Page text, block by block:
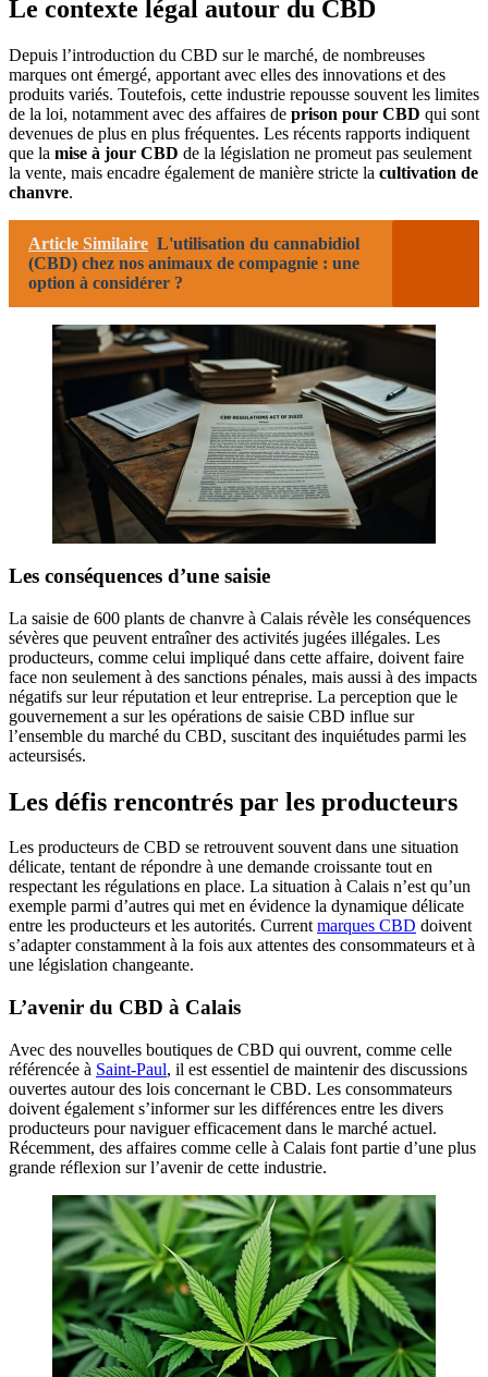
Le contexte légal autour du CBD
Depuis l’introduction du CBD sur le marché, de nombreuses
marques ont émergé, apportant avec elles des innovations et des
produits variés. Toutefois, cette industrie repousse souvent les limites
de la loi, notamment avec des affaires de prison pour CBD qui sont
devenues de plus en plus fréquentes. Les récents rapports indiquent
que la mise à jour CBD de la législation ne promeut pas seulement
la vente, mais encadre également de manière stricte la cultivation de
chanvre.
Article Similaire L'utilisation du cannabidiol
(CBD) chez nos animaux de compagnie : une
option à considérer ?
Les conséquences d’une saisie
La saisie de 600 plants de chanvre à Calais révèle les conséquences
sévères que peuvent entraîner des activités jugées illégales. Les
producteurs, comme celui impliqué dans cette affaire, doivent faire
face non seulement à des sanctions pénales, mais aussi à des impacts
négatifs sur leur réputation et leur entreprise. La perception que le
gouvernement a sur les opérations de saisie CBD influe sur
l’ensemble du marché du CBD, suscitant des inquiétudes parmi les
acteursisés.
Les défis rencontrés par les producteurs
Les producteurs de CBD se retrouvent souvent dans une situation
délicate, tentant de répondre à une demande croissante tout en
respectant les régulations en place. La situation à Calais n’est qu’un
exemple parmi d’autres qui met en évidence la dynamique délicate
entre les producteurs et les autorités. Currentmarques CBD doivent
s’adapter constamment à la fois aux attentes des consommateurs et à
une législation changeante.
L’avenir du CBD à Calais
Avec des nouvelles boutiques de CBD qui ouvrent, comme celle
référencée à Saint-Paul, il est essentiel de maintenir des discussions
ouvertes autour des lois concernant le CBD. Les consommateurs
doivent également s’informer sur les différences entre les divers
producteurs pour naviguer efficacement dans le marché actuel.
Récemment, des affaires comme celle à Calais font partie d’une plus
grande réflexion sur l’avenir de cette industrie.